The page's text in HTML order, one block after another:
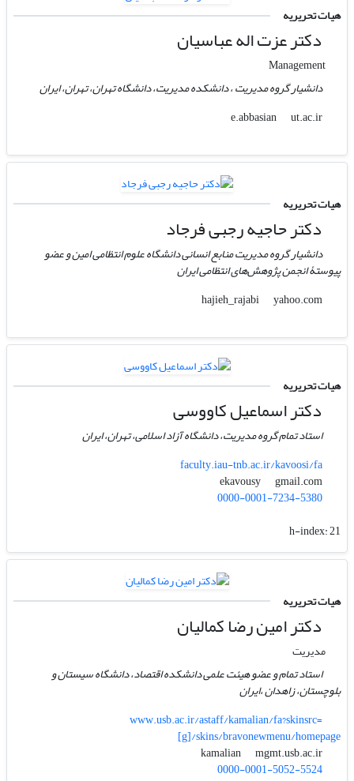
هیات تحریریه
دکتر عزت اله عباسیان
Management
دانشیار گروه مدیریت ، دانشکده مدیریت، دانشگاه تهران، تهران، ایران
e.abbasian
ut.ac.ir
هیات تحریریه
دکتر حاجیه رجبی فرجاد
دانشیار گروه مدیریت منابع انسانی دانشگاه علوم انتظامی امین و عضو
پیوستۀ انجمن پژوهش‌های انتظامی ایران
hajieh_rajabi
yahoo.com
هیات تحریریه
دکتر اسماعیل کاووسی
استاد تمام گروه مدیریت، دانشگاه آزاد اسلامی، تهران، ایران
faculty.iau-tnb.ac.ir/kavoosi/fa
ekavousy
gmail.com
0000-0001-7234-5380
h-index:21
هیات تحریریه
دکتر امین رضا کمالیان
مدیریت
استاد تمام و عضو هیئت علمی دانشکده اقتصاد، دانشگاه سیستان و
بلوچستان، زاهدان ،ایران
www.usb.ac.ir/astaff/kamalian/fa?skinsrc=
[g]/skins/bravonewmenu/homepage
kamalian
mgmt.usb.ac.ir
0000-0001-5052-5524